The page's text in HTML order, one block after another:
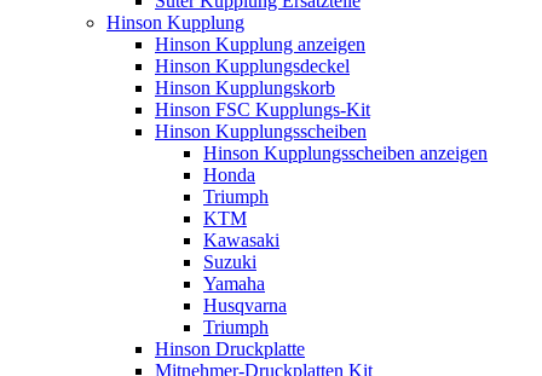
Hinson Kupplung
Hinson Kupplung anzeigen
Hinson Kupplungsdeckel
Hinson Kupplungskorb
Hinson FSC Kupplungs-Kit
Hinson Kupplungsscheiben
Hinson Kupplungsscheiben anzeigen
Honda
Triumph
KTM
Kawasaki
Suzuki
Yamaha
Husqvarna
Triumph
Hinson Druckplatte
Mitnehmer-Druckplatten Kit